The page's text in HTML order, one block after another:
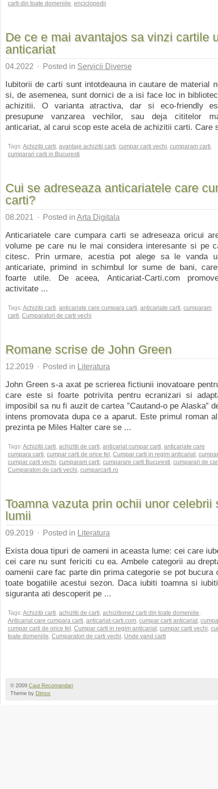
carti din toate domeniile, enciclopedii
De ce e mai avantajos sa vinzi cartile
anticariat
04.2022 · Posted in Servicii Diverse
Iubitorii de carti sunt intotdeauna in cautare de material
si, de asemenea, sunt dornici de a isi face loc in
achizitii. O varianta atractiva, dar si eco-friendly
presupune vanzarea vechilor, sau deja cititelor
anticariat, al carui scop este acela de achizitii carti. Care
Tags:Achizitii carti, avantaje achizitii carti, cumpar carti vechi, cumparam carti,
cumparari carti in Bucuresti
Cui se adreseaza anticariatele care
carti?
08.2021 · Posted in Arta Digitala
Anticariatele care cumpara carti se adreseaza oricui
volume pe care nu le mai considera interesante si pe
citesc. Prin urmare, acestia pot alege sa le vanda
anticariate, primind in schimbul lor sume de bani,
foarte utile. De aceea, Anticariat-Carti.com
activitate ...
Tags:Achizitii carti, anticariate care cumpara carti, anticariate carti, cumparam
carti, Cumparatori de carti vechi
Romane scrise de John Green
12.2019 · Posted in Literatura
John Green s-a axat pe scrierea fictiunii inovatoare
care este si foarte potrivita pentru ecranizari si
imposibil sa nu fi auzit de cartea ”Cautand-o pe Alaska”
intens promovata dupa ce a aparut. Este primul roman
prezinta pe Miles Halter care se ...
Tags:Achizitii carti, achizitii de carti, anticariat cumpar carti, anticariate care
cumpara carti, cumpar carti de orice fel , Cumpar carti in regim anticariat,
cumpar carti vechi, cumparam carti, cumparare carti Bucuresti, cumparari de
Cumparatori de carti vechi, cumparcarti.ro
Toamna vazuta prin ochii unor celebrii
lumii
09.2019 · Posted in Literatura
Exista doua tipuri de oameni in aceasta lume: cei care
cei care nu sunt fericiti cu ea. Ambele categorii au
oamenii care fac parte din prima categorie se pot bucura
toate bogatiile acestui sezon. Daca iubiti toamna si
siguranta ati descoperit pe ...
Tags:Achizitii carti, achizitii de carti, achizitionez carti din toate domeniile,
Anticariat care cumpara carti, anticariat-carti.com, cumpar carti anticariat,
cumpar carti de orice fel , Cumpar carti in regim anticariat, cumpar carti vechi,
toate domeniile, Cumparatori de carti vechi, Unde vand carti
© 2009 Caut Recomandari
Theme by Dimox